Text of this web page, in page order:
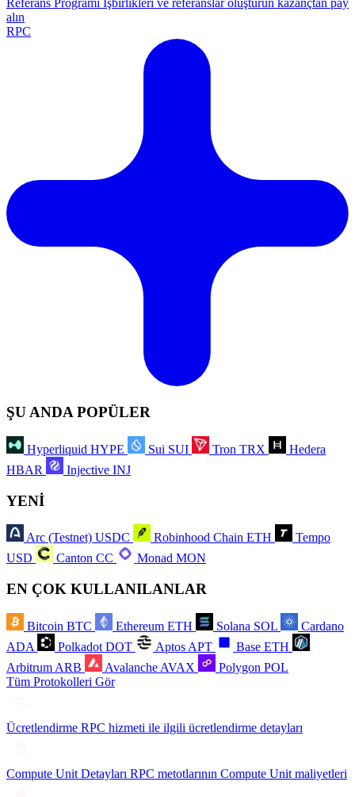
Referans Programı İşbirlikleri ve referanslar oluşturun kazançtan pay
alın
RPC
ŞU ANDA POPÜLER
Hyperliquid HYPE Sui SUI Tron TRX
Hedera
HBAR
Injective INJ
YENİ
Arc (Testnet) USDC Robinhood Chain ETH
Tempo
USD
Canton CC Monad MON
EN ÇOK KULLANILANLAR
Bitcoin BTC Ethereum ETH Solana SOL
Cardano
ADA
Polkadot DOT Aptos APT Base ETH
Arbitrum ARB Avalanche AVAX Polygon POL
Tüm Protokolleri Gör
Ücretlendirme RPC hizmeti ile ilgili ücretlendirme detayları
Compute Unit Detayları RPC metotlarının Compute Unit maliyetleri